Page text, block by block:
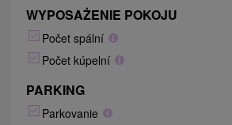
WYPOSAŻENIE POKOJU
Počet spální
Počet kúpelní
PARKING
Parkovanie